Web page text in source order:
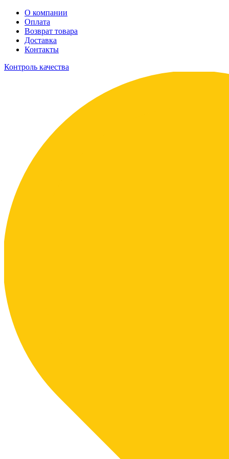
О компании
Оплата
Возврат товара
Доставка
Контакты
Контроль качества